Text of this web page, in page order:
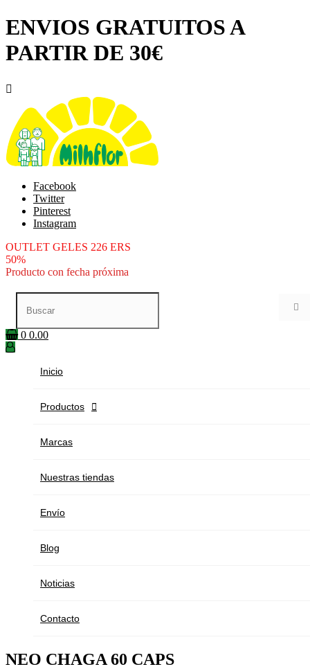
ENVIOS GRATUITOS A
PARTIR DE 30€

Facebook
Twitter
Pinterest
Instagram
OUTLET GELES 226 ERS
50%
Producto con fecha próxima

0 0.00
Inicio
Productos 
Marcas
Nuestras tiendas
Envío
Blog
Noticias
Contacto
NEO CHAGA 60 CAPS